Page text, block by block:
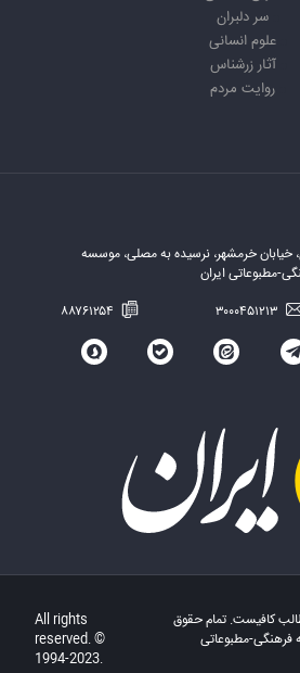
سر دلبران
علوم انسانی
آثار زرشناس
روایت مردم
خیابان خرمشهر، نرسیده به مصلی، موسسه
مطبوعاتی ایران
کافیست. تمام حقوق
مطبوعاتی
All rights
reserved. ©
1994-2023.